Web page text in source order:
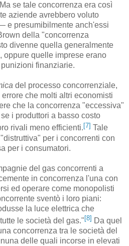
se tale concorrenza era così
aziende avrebbero voluto
e presumibilmente anch'essi
della "concorrenza
divenne quella generalmente
quelle imprese erano
finanziarie.
del processo concorrenziale,
che molti altri economisti
che la concorrenza "eccessiva"
i produttori a basso costo
rivali meno efficienti.[7] Tale
per i concorrenti con
per i consumatori.
del gas concorrenti a
in concorrenza l'una con
ed operare come monopolisti
sventò i loro piani:
la luce elettrica che
le società del gas." [8] Da quel
concorrenza tra le società del
delle quali incorse in elevati